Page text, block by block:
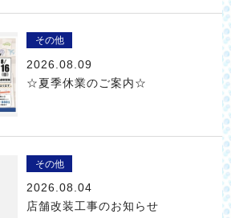
その他
2026.08.09
☆夏季休業のご案内☆
その他
2026.08.04
店舗改装工事のお知らせ